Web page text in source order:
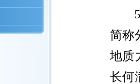
5
简称
地质
长何